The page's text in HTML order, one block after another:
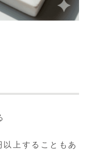
上することもあ